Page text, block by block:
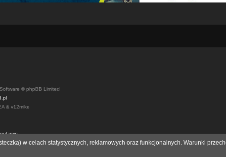
w celach statystycznych, reklamowych oraz funkcjonalnych. Warunki
© phpBB Limited
& v12mike